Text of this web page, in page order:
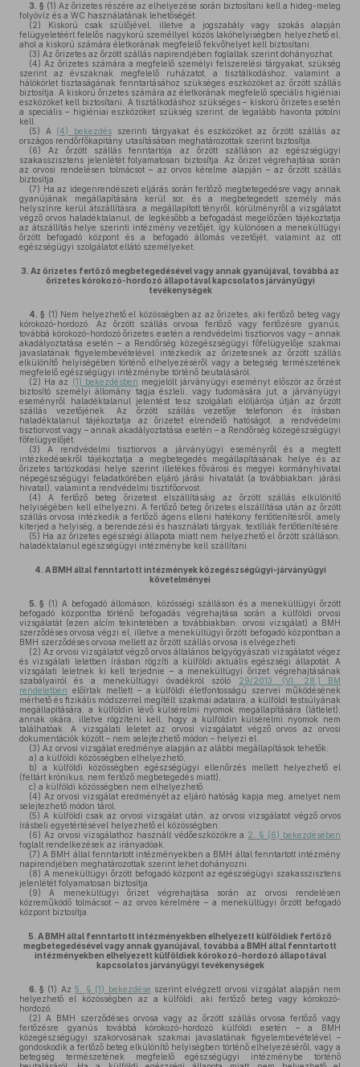
3. § (1) Az őrizetes részére az elhelyezése során biztosítani kell a hideg-meleg
folyóvíz és a WC használatának lehetőségét.
(2) Kiskorú csak szülőjével, illetve a jogszabály vagy szokás alapján
felügyeletéért felelős nagykorú személlyel közös lakóhelyiségben helyezhető el,
ahol a kiskorú számára életkorának megfelelő fekvőhelyet kell biztosítani.
(3) Az őrizetes az őrzött szállás napirendjében foglaltak szerint dohányozhat.
(4) Az őrizetes számára a megfelelő személyi felszerelési tárgyakat, szükség
szerint az évszaknak megfelelő ruházatot, a tisztálkodáshoz, valamint a
hálókörlet tisztaságának fenntartásához szükséges eszközöket az őrzött szállás
biztosítja. A kiskorú őrizetes számára az életkorának megfelelő speciális higiéniai
eszközöket kell biztosítani. A tisztálkodáshoz szükséges – kiskorú őrizetes esetén
a speciális – higiéniai eszközöket szükség szerint, de legalább havonta pótolni
kell.
(5) A (4) bekezdésszerinti tárgyakat és eszközöket az őrzött szállás az
országos rendőrfőkapitány utasításában meghatározottak szerint biztosítja.
(6) Az őrzött szállás fenntartója az őrzött szálláson az egészségügyi
szakasszisztens jelenlétét folyamatosan biztosítja. Az őrizet végrehajtása során
az orvosi rendelésen tolmácsot – az orvos kérelme alapján – az őrzött szállás
biztosítja.
(7) Ha az idegenrendészeti eljárás során fertőző megbetegedésre vagy annak
gyanújának megállapítására kerül sor, és a megbetegedett személy más
helyszínre kerül átszállításra, a megállapított tényről, körülményről a vizsgálatot
végző orvos haladéktalanul, de legkésőbb a befogadást megelőzően tájékoztatja
az átszállítás helye szerinti intézmény vezetőjét, így különösen a menekültügyi
őrzött befogadó központ és a befogadó állomás vezetőjét, valamint az ott
egészségügyi szolgálatot ellátó személyeket.
3. Az őrizetes fertőző megbetegedésével vagy annak gyanújával, továbbá az
őrizetes kórokozó-hordozó állapotával kapcsolatos járványügyi
tevékenységek
4. § (1) Nem helyezhető el közösségben az az őrizetes, aki fertőző beteg vagy
kórokozó-hordozó. Az őrzött szállás orvosa fertőző vagy fertőzésre gyanús,
továbbá kórokozó-hordozó őrizetes esetén a rendvédelmi tisztiorvos vagy – annak
akadályoztatása esetén – a Rendőrség közegészségügyi főfelügyelője szakmai
javaslatának figyelembevételével intézkedik az őrizetesnek az őrzött szállás
elkülönítő helyiségében történő elhelyezéséről vagy a betegség természetének
megfelelő egészségügyi intézménybe történő beutalásáról.
(2) Ha az (1) bekezdésben megjelölt járványügyi eseményt először az őrzést
biztosító személyi állomány tagja észleli, vagy tudomására jut, a járványügyi
eseményről haladéktalanul jelentést tesz szolgálati elöljárója útján az őrzött
szállás vezetőjének. Az őrzött szállás vezetője telefonon és írásban
haladéktalanul tájékoztatja az őrizetet elrendelő hatóságot, a rendvédelmi
tisztiorvost vagy – annak akadályoztatása esetén – a Rendőrség közegészségügyi
főfelügyelőjét.
(3) A rendvédelmi tisztiorvos a járványügyi eseményről és a megtett
intézkedésekről tájékoztatja a megbetegedés megállapításának helye és az
őrizetes tartózkodási helye szerint illetékes fővárosi és megyei kormányhivatal
népegészségügyi feladatkörében eljáró járási hivatalát (a továbbiakban: járási
hivatal), valamint a rendvédelmi tisztifőorvost.
(4) A fertőző beteg őrizetest elszállításáig az őrzött szállás elkülönítő
helyiségében kell elhelyezni. A fertőző beteg őrizetes elszállítása után az őrzött
szállás orvosa intézkedik a fertőző ágens elleni hatékony fertőtlenítésről, amely
kiterjed a helyiség, a berendezési és használati tárgyak, textíliák fertőtlenítésére.
(5) Ha az őrizetes egészségi állapota miatt nem helyezhető el őrzött szálláson,
haladéktalanul egészségügyi intézménybe kell szállítani.
4. A BMH által fenntartott intézmények közegészségügyi-járványügyi
követelményei
5. § (1) A befogadó állomáson, közösségi szálláson és a menekültügyi őrzött
befogadó központba történő befogadás végrehajtása során a külföldi orvosi
vizsgálatát (ezen alcím tekintetében a továbbiakban: orvosi vizsgálat) a BMH
szerződéses orvosa végzi el, illetve a menekültügyi őrzött befogadó központban a
BMH szerződéses orvosa mellett az őrzött szállás orvosa is elvégezheti.
(2) Az orvosi vizsgálatot végző orvos általános belgyógyászati vizsgálatot végez
és vizsgálati leletben írásban rögzíti a külföldi aktuális egészségi állapotát. A
vizsgálati leletnek ki kell terjednie – a menekültügyi őrizet végrehajtásának
szabályairól és a menekültügyi óvadékról szóló
29/2013. (VI. 28.) BM
rendeletben előírtak mellett – a külföldi életfontosságú szervei működésének
mérhető és fizikális módszerrel megítélt szakmai adataira, a külföldi testsúlyának
megállapítására, a külföldin lévő külsérelmi nyomok megállapítására (látlelet),
annak okára, illetve rögzíteni kell, hogy a külföldin külsérelmi nyomok nem
találhatóak. A vizsgálati leletet az orvosi vizsgálatot végző orvos az orvosi
dokumentációk között – nem selejtezhető módon – helyezi el.
(3) Az orvosi vizsgálat eredménye alapján az alábbi megállapítások tehetők:
a) a külföldi közösségben elhelyezhető,
b) a külföldi közösségben egészségügyi ellenőrzés mellett helyezhető el
(feltárt krónikus, nem fertőző megbetegedés miatt),
c) a külföldi közösségben nem elhelyezhető.
(4) Az orvosi vizsgálat eredményét az eljáró hatóság kapja meg, amelyet nem
selejtezhető módon tárol.
(5) A külföldi csak az orvosi vizsgálat után, az orvosi vizsgálatot végző orvos
írásbeli egyetértésével helyezhető el közösségben.
(6) Az orvosi vizsgálathoz használt védőeszközökre a 2. § (6) bekezdésében
foglalt rendelkezések az irányadóak.
(7) A BMH által fenntartott intézményekben a BMH által fenntartott intézmény
napirendjében meghatározottak szerint lehet dohányozni.
(8) A menekültügyi őrzött befogadó központ az egészségügyi szakasszisztens
jelenlétét folyamatosan biztosítja.
(9) A menekültügyi őrizet végrehajtása során az orvosi rendelésen
közreműködő tolmácsot – az orvos kérelmére – a menekültügyi őrzött befogadó
központ biztosítja.
5. A BMH által fenntartott intézményekben elhelyezett külföldiek fertőző
megbetegedésével vagy annak gyanújával, továbbá a BMH által fenntartott
intézményekben elhelyezett külföldiek kórokozó-hordozó állapotával
kapcsolatos járványügyi tevékenységek
6. § (1) Az5. § (1) bekezdése szerint elvégzett orvosi vizsgálat alapján nem
helyezhető el közösségben az a külföldi, aki fertőző beteg vagy kórokozó-
hordozó.
(2) A BMH szerződéses orvosa vagy az őrzött szállás orvosa fertőző vagy
fertőzésre gyanús továbbá kórokozó-hordozó külföldi esetén – a BMH
közegészségügyi szakorvosának szakmai javaslatának figyelembevételével –
gondoskodik a fertőző beteg elkülönítő helyiségben történő elhelyezéséről, vagy a
betegség természetének megfelelő egészségügyi intézménybe történő